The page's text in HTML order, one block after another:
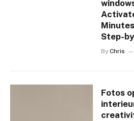
Step-
By Chris
Fotos